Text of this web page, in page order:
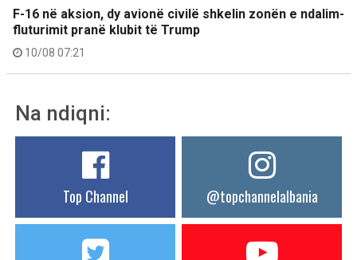
F-16 në aksion, dy avionë civilë shkelin zonën e ndalim-
fluturimit pranë klubit të Trump
10/08 07:21
Na ndiqni:
Top Channel @topchannelalbania